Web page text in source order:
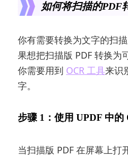
如何将扫描的PDF
你有需要转换为文字的扫
果想把扫描版 PDF 转换为
你需要用到 OCR 工具来识
字。
步骤 1：使用 UPDF 中的
当扫描版 PDF 在屏幕上打